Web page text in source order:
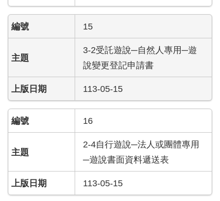
跑
馬
工
專
區
網
導
回
15
3-2受託遊說─自然人專用─遊
說變更登記申請書
113-05-15
16
2-4自行遊說─法人或團體專用
─遊說書面資料遞送表
113-05-15